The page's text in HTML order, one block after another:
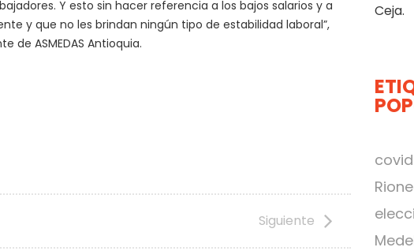
Y esto sin hacer referencia a los bajos salarios y a
y que no les brindan ningún tipo de estabilidad laboral”,
de ASMEDAS Antioquia.
Siguiente
Ceja.